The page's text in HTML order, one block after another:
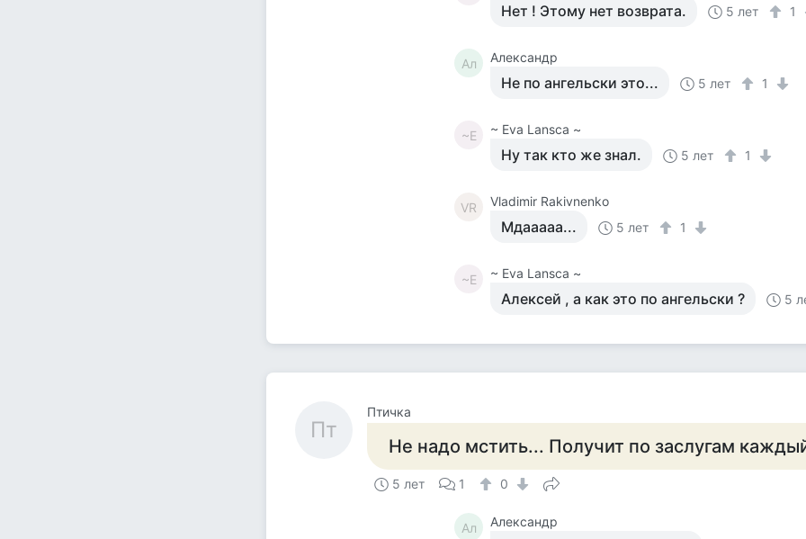
Нет ! Этому нет возврата. 5 лет 1
Ал Александр
Не по ангельски это... 5 лет 1
~E ~ Eva Lansca ~
Ну так кто же знал. 5 лет 1
VR Vladimir Rakivnenko
Мдааааа... 5 лет 1
~E ~ Eva Lansca ~
Алексей , а как это по ангельски ? 5
Пт
Птичка
Не надо мстить... Получит по заслугам
5 лет 1 0
Ал Александр